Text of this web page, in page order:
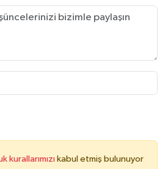
kurallarımızı kabul etmiş bulunuyor